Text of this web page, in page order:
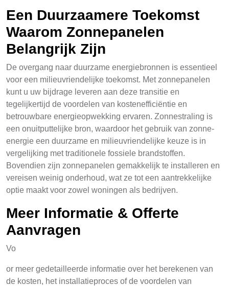
Een Duurzaamere Toekomst
Waarom Zonnepanelen
Belangrijk Zijn
De overgang naar duurzame energiebronnen is essentieel
voor een milieuvriendelijke toekomst. Met zonnepanelen
kunt u uw bijdrage leveren aan deze transitie en
tegelijkertijd de voordelen van kostenefficiëntie en
betrouwbare energieopwekking ervaren. Zonnestraling is
een onuitputtelijke bron, waardoor het gebruik van zonne-
energie een duurzame en milieuvriendelijke keuze is in
vergelijking met traditionele fossiele brandstoffen.
Bovendien zijn zonnepanelen gemakkelijk te installeren en
vereisen weinig onderhoud, wat ze tot een aantrekkelijke
optie maakt voor zowel woningen als bedrijven.
Meer Informatie & Offerte
Aanvragen
Vo
or meer gedetailleerde informatie over het berekenen van
de kosten, het installatieproces of de voordelen van